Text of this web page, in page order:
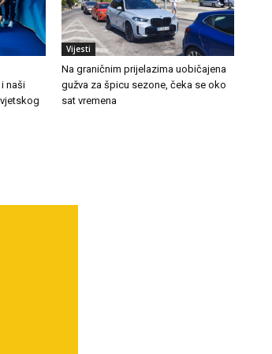
naši
Vijesti
Na graničnim prijelazima uobičajena
gužva za špicu sezone, čeka se oko
sat vremena